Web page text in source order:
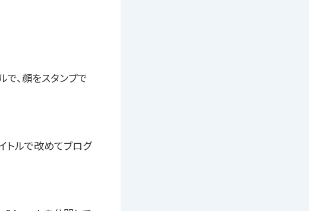
で、顔をスタンプで
トルで改めてブログ